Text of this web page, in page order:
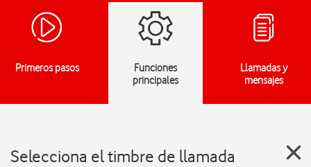
Primeros pasos
Funciones
principales
Llamadas y
mensajes
Selecciona el timbre de llamada